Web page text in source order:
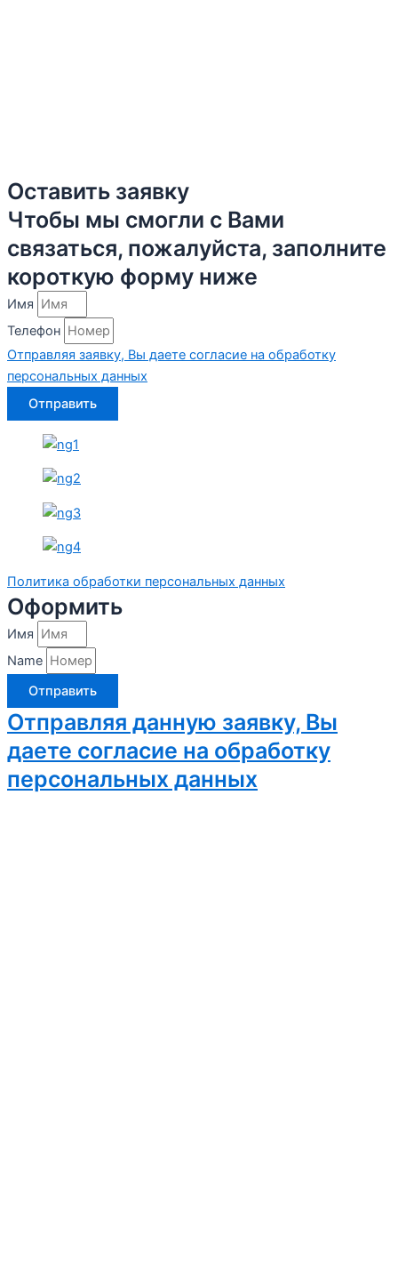
Оставить заявку
Чтобы мы смогли с Вами
связаться, пожалуйста, заполните
короткую форму ниже
Имя
Телефон
Отправляя заявку, Вы даете согласие на обработку
персональных данных
Отправить
Политика обработки персональных данных
Оформить
Имя
Name
Отправить
Отправляя данную заявку, Вы
даете согласие на обработку
персональных данных